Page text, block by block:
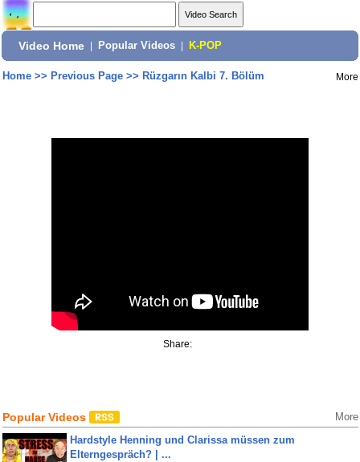
Video Home Popular Videos K-POP
Home>> Previous Page>> Rüzgarın Kalbi 7. Bölüm More
Share:
Popular Videos More
Hardstyle Henning und Clarissa müssen zum
Elterngespräch? | ...